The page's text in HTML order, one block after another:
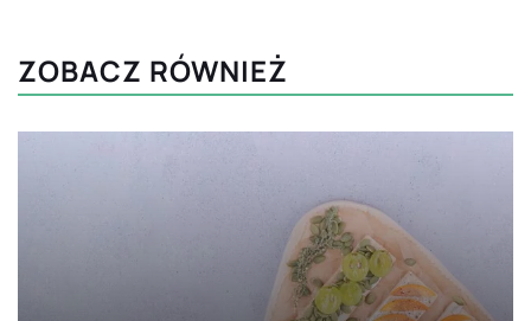
ZOBACZ RÓWNIEŻ